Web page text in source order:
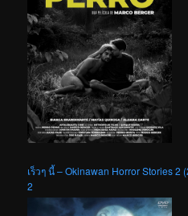
เร็วๆ นี้ – Okinawan Horror Stories 2
2